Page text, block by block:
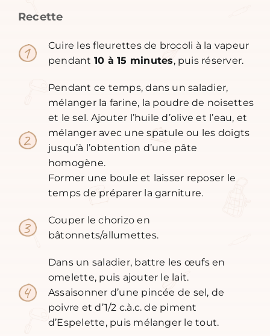
Recette
Cuire les fleurettes de brocoli à la vapeur
pendant 10 à 15 minutes, puis réserver.
Pendant ce temps, dans un saladier,
mélanger la farine, la poudre de noisettes
et le sel. Ajouter l’huile d’olive et l’eau, et
mélanger avec une spatule ou les doigts
jusqu’à l’obtention d’une pâte
homogène.
Former une boule et laisser reposer le
temps de préparer la garniture.
Couper le chorizo en
bâtonnets/allumettes.
Dans un saladier, battre les œufs en
omelette, puis ajouter le lait.
Assaisonner d’une pincée de sel, de
poivre et d’1/2 c.à.c. de piment
d’Espelette, puis mélanger le tout.